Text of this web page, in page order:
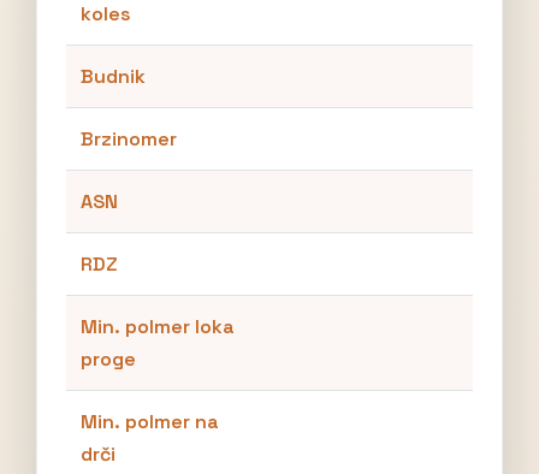
koles
Budnik
Brzinomer
ASN
RDZ
Min. polmer loka
proge
Min. polmer na
drči